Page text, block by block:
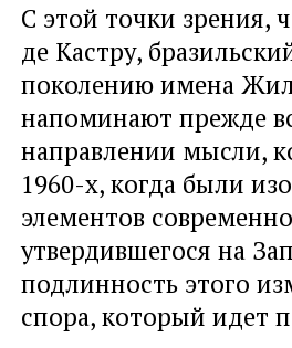
С этой точки зрения,
де Кастру,
поколению имена
напоминают прежде
направлении мысли,
1960-х, когда были
элементов
утвердившегося на
подлинность этого
спора, который идет